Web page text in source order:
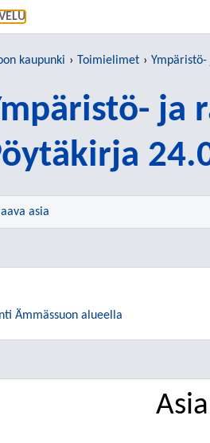
kaupunki Toimielimet
ja
asia
Ämmässuon alueella